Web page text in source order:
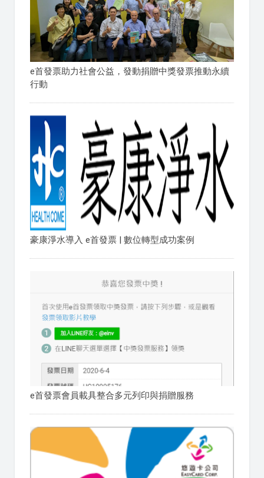
e首發票助力社會公益，發動捐贈中獎發票推動永續
行動
豪康淨水導入 e首發票 | 數位轉型成功案例
e首發票會員載具整合多元列印與捐贈服務